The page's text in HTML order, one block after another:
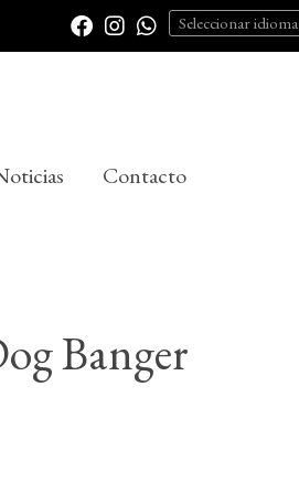
Seleccionar idioma
Contacto
Banger